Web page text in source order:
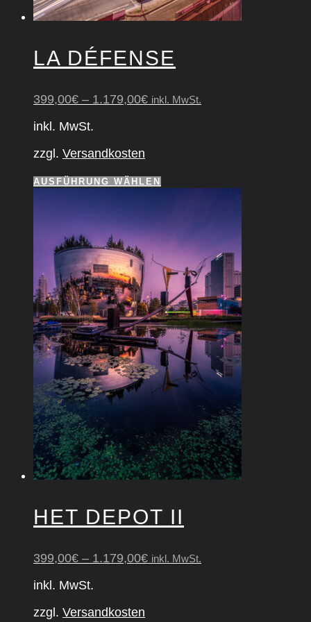
LA DÉFEN­SE
399,00€ – 1.179,00€ inkl. MwSt.
inkl. MwSt.
zzgl. Versandkosten
AUSFÜHRUNG WÄHLEN Dieses
Varianten
auf.
Die
Optionen
können
auf
der
Produktseite
gewählt
werden
HET DEPOT II
399,00€ – 1.179,00€ inkl. MwSt.
inkl. MwSt.
zzgl. Versandkosten